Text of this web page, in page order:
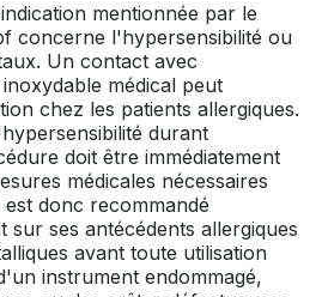
mentionnée par le
concerne l'hypersensibilité ou
Un contact avec
médical peut
chez les patients allergiques.
durant
doit être immédiatement
médicales nécessaires
donc recommandé
ses antécédents allergiques
avant toute utilisation
instrument endommagé,